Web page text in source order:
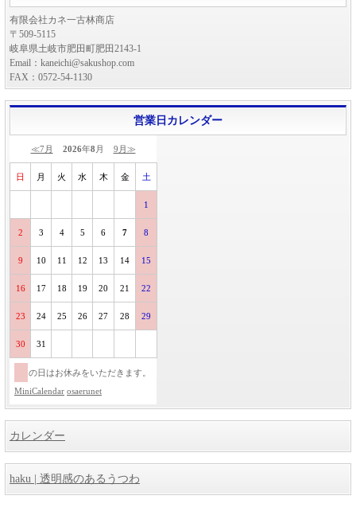
有限会社カネ一古林商店
〒509-5115
岐阜県土岐市肥田町肥田2143-1
Email：kaneichi@sakushop.com
FAX：0572-54-1130
営業日カレンダー
≪7月 2026年8 月 9月≫
日 月 火 水 木 金 土
1
2 3 4 5 6 7 8
9 10 11 12 13 14 15
16 17 18 19 20 21 22
23 24 25 26 27 28 29
30 31
の日はお休みをいただきます。
MiniCalendar osaerunet
カレンダー
haku | 透明感のあるうつわ